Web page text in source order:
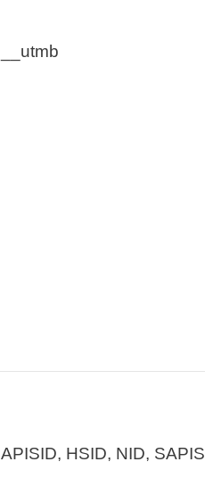
__utmb
APISID, HSID, NID,